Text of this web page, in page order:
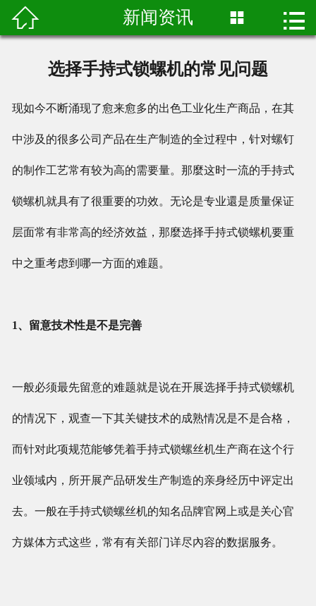
网站首页
真实视频
新闻资讯
联系我们
 新闻资讯  
选择手持式锁螺机的常见问题
现如今不断涌现了愈来愈多的出色工业化生产商品，在其
中涉及的很多公司产品在生产制造的全过程中，针对螺钉
的制作工艺常有较为高的需要量。那麼这时一流的手持式
锁螺机就具有了很重要的功效。无论是专业還是质量保证
层面常有非常高的经济效益，那麼选择手持式锁螺机要重
中之重考虑到哪一方面的难题。
1、留意技术性是不是完善
一般必须最先留意的难题就是说在开展选择手持式锁螺机
的情况下，观查一下其关键技术的成熟情况是不是合格，
而针对此项规范能够凭着手持式锁螺丝机生产商在这个行
业领域内，所开展产品研发生产制造的亲身经历中评定出
去。一般在手持式锁螺丝机的知名品牌官网上或是关心官
方媒体方式这些，常有有关部门详尽內容的数据服务。